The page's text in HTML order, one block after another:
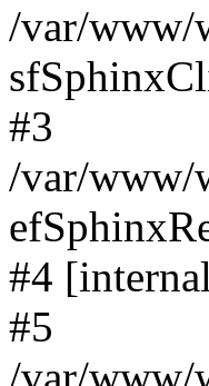
/var/www/
#3
/var/www/
#4
#5
/var/www/